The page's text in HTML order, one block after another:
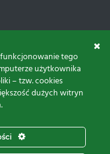
tego
użytkownika
– tzw. cookies
dużych witryn